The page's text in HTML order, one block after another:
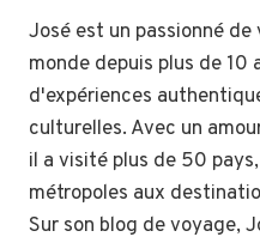
José est un passionné
monde depuis plus de 10
d'expériences
culturelles. Avec un
il a visité plus de 50
métropoles aux
Sur son blog de voyage,